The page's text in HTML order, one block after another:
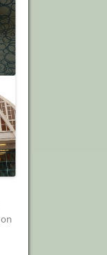
on